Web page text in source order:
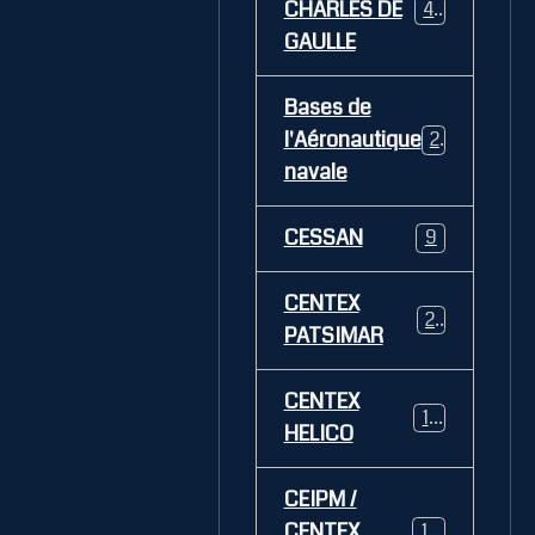
CHARLES DE
GAULLE
469
Bases de
l'Aéronautique
navale
269
CESSAN 9
CENTEX
PATSIMAR
21
CENTEX
HELICO
14
CEIPM /